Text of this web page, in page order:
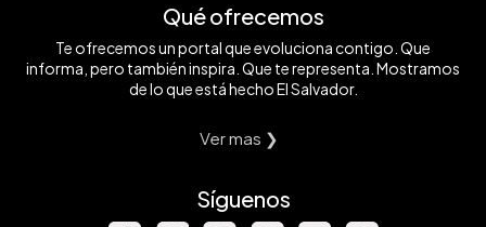
Qué ofrecemos
Te ofrecemos un portal que evoluciona contigo. Que
informa, pero también inspira. Que te representa. Mostramos
de lo que está hecho El Salvador.
Ver mas ❯
Síguenos